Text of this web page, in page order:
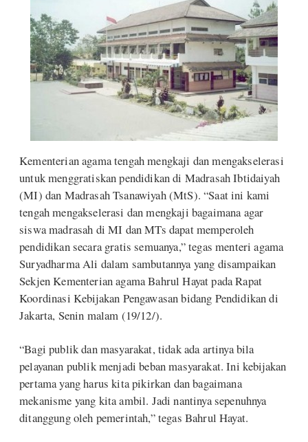
Kementerian agama tengah mengkaji dan mengakselerasi
untuk menggratiskan pendidikan di Madrasah Ibtidaiyah
(MI) dan Madrasah Tsanawiyah (MtS). “Saat ini kami
tengah mengakselerasi dan mengkaji bagaimana agar
siswa madrasah di MI dan MTs dapat memperoleh
pendidikan secara gratis semuanya,” tegas menteri agama
Suryadharma Ali dalam sambutannya yang disampaikan
Sekjen Kementerian agama Bahrul Hayat pada Rapat
Koordinasi Kebijakan Pengawasan bidang Pendidikan di
Jakarta, Senin malam (19/12/).
“Bagi publik dan masyarakat, tidak ada artinya bila
pelayanan publik menjadi beban masyarakat. Ini kebijakan
pertama yang harus kita pikirkan dan bagaimana
mekanisme yang kita ambil. Jadi nantinya sepenuhnya
ditanggung oleh pemerintah,” tegas Bahrul Hayat.